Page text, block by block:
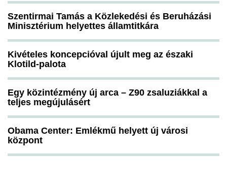
Szentirmai Tamás a Közlekedési és Beruházási
Minisztérium helyettes államtitkára
Kivételes koncepcióval újult meg az északi
Klotild-palota
Egy közintézmény új arca – Z90 zsaluziákkal a
teljes megújulásért
Obama Center: Emlékmű helyett új városi
központ